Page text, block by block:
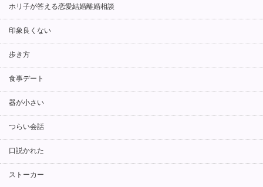
ホリ子が答える恋愛結婚離婚相談
印象良くない
歩き方
食事デート
器が小さい
つらい会話
口説かれた
ストーカー